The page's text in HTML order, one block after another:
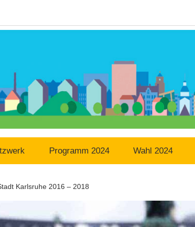
Programm 2024 Wahl 2024
Karlsruhe 2016 – 2018